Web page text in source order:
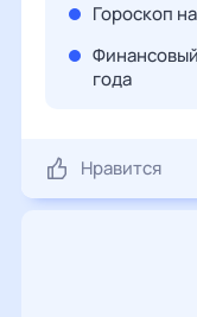
Гороскоп
года
Нравится